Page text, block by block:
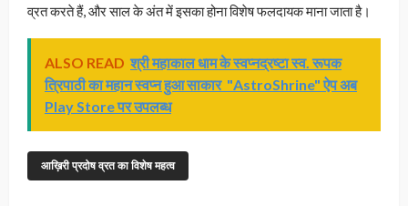
व्रत करते हैं, और साल के अंत में इसका होना विशेष फलदायक माना जाता है।
ALSO READ श्री महाकाल धाम के स्वप्नद्रष्टा स्व. रूपक
त्रिपाठी का महान स्वप्न हुआ साकार "AstroShrine" ऐप अब
Play Store पर उपलब्ध
आख़िरी प्रदोष व्रत का विशेष महत्व